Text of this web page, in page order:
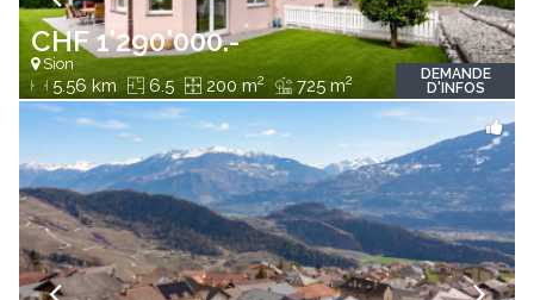
CHF 1'290'000.-
Sion
5.56 km 6.5 200 m2 725 m2
DEMANDE
D'INFOS